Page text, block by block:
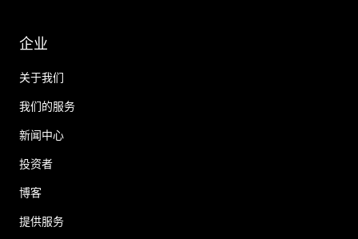
企业
关于我们
我们的服务
新闻中心
投资者
博客
提供服务